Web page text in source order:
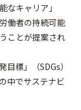
なキャリア」
働者の持続可能
ことが提案され
標」（SDGs）
中でサステナビ